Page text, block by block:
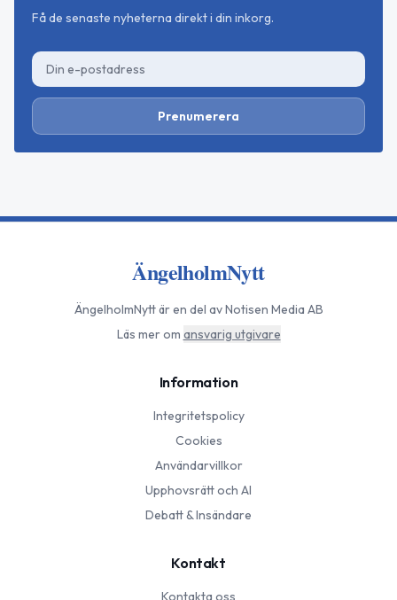
Få de senaste nyheterna direkt i din inkorg.
Prenumerera
ÄngelholmNytt
ÄngelholmNyttär en del av Notisen Media AB
Läs mer om ansvarig utgivare
Information
Integritetspolicy
Cookies
Användarvillkor
Upphovsrätt och AI
Debatt & Insändare
Kontakt
Kontakta oss